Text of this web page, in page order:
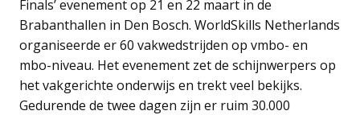
Finals’ evenement op 21 en 22 maart in de
Brabanthallen in Den Bosch. WorldSkills Netherlands
organiseerde er 60 vakwedstrijden op vmbo- en
mbo-niveau. Het evenement zet de schijnwerpers op
het vakgerichte onderwijs en trekt veel bekijks.
Gedurende de twee dagen zijn er ruim 30.000